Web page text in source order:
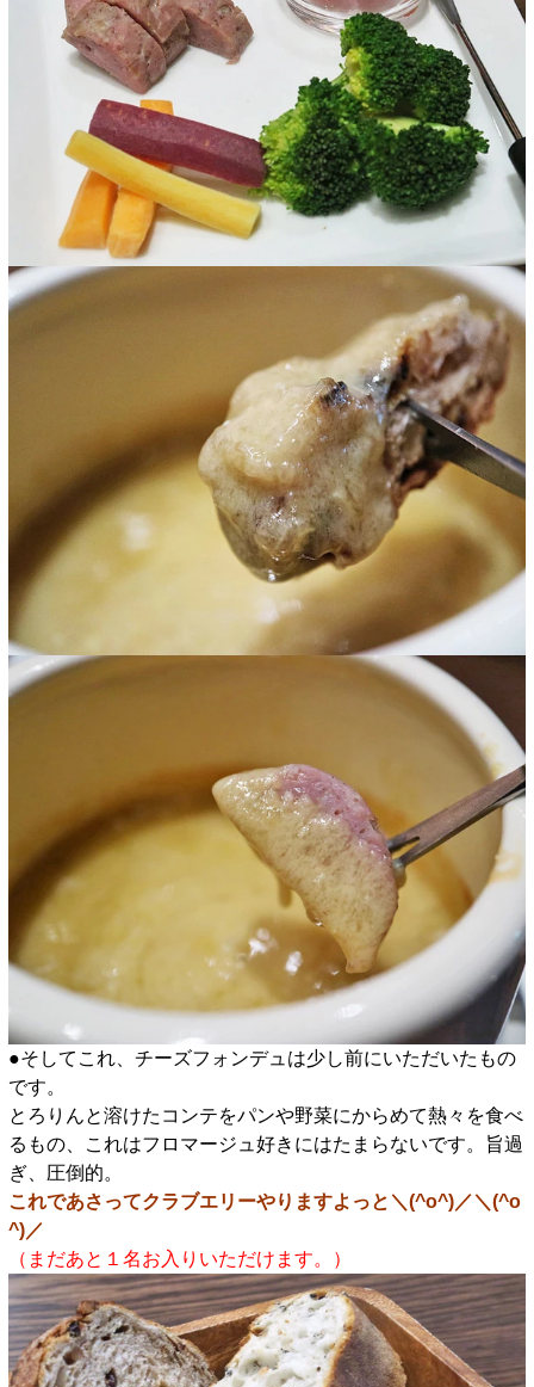
●そしてこれ、チーズフォンデュは少し前にいただいたもの
です。
とろりんと溶けたコンテをパンや野菜にからめて熱々を食べ
るもの、これはフロマージュ好きにはたまらないです。旨過
ぎ、圧倒的。
これであさってクラブエリーやりますよっと＼(^o^)／＼(^o
^)／
（まだあと１名お入りいただけます。）